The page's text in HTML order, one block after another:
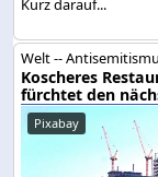
Kurz darauf...
Welt --
Koscheres
fürchtet den
Pixabay